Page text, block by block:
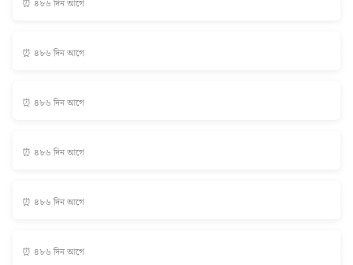
⏰ ৪৮৬ দিন আগে
⏰ ৪৮৬ দিন আগে
⏰ ৪৮৬ দিন আগে
⏰ ৪৮৬ দিন আগে
⏰ ৪৮৬ দিন আগে
⏰ ৪৮৬ দিন আগে